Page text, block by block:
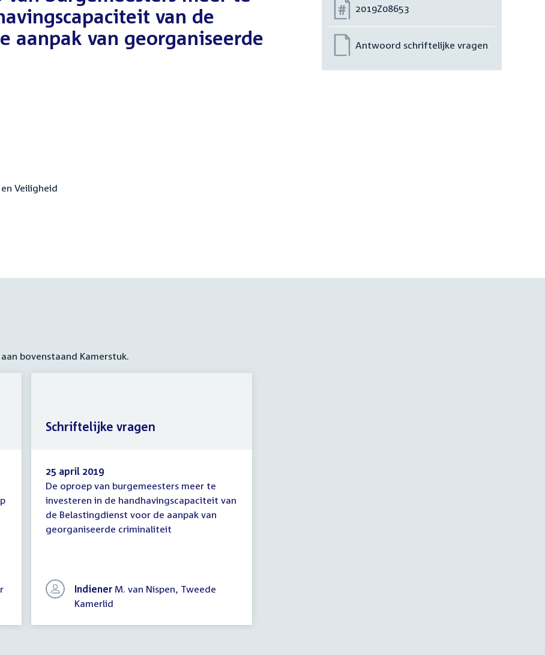
van de
aanpak van georganiseerde
Veiligheid
Nummer:
2019Z08653
Antwoord schriftelijke vragen
bovenstaand Kamerstuk.
Schriftelijke
vragen
25 april 2019
De oproep van burgemeesters meer te
investeren in de handhavingscapaciteit van
de Belastingdienst voor de aanpak van
georganiseerde criminaliteit
Indiener M. van Nispen, Tweede
Kamerlid
Schriftelijke vragen